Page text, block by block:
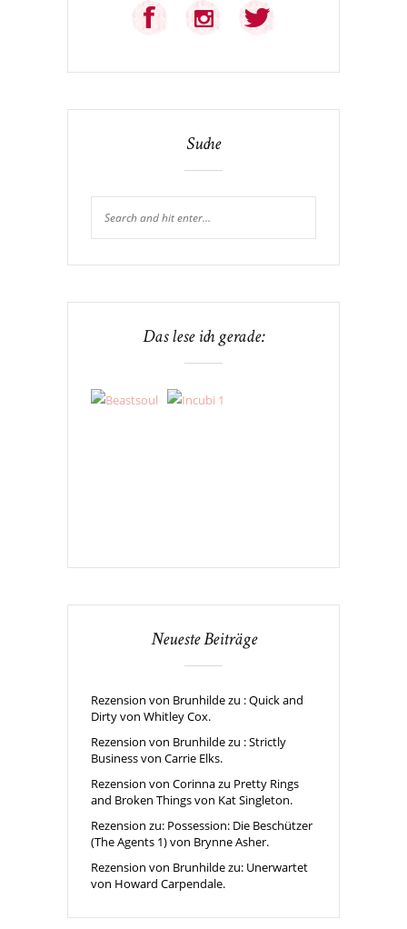
Suche
Das lese ich gerade:
Neueste Beiträge
Rezension von Brunhilde zu : Quick and
Dirty von Whitley Cox.
Rezension von Brunhilde zu : Strictly
Business von Carrie Elks.
Rezension von Corinna zu Pretty Rings
and Broken Things von Kat Singleton.
Rezension zu: Possession: Die Beschützer
(The Agents 1) von Brynne Asher.
Rezension von Brunhilde zu: Unerwartet
von Howard Carpendale.